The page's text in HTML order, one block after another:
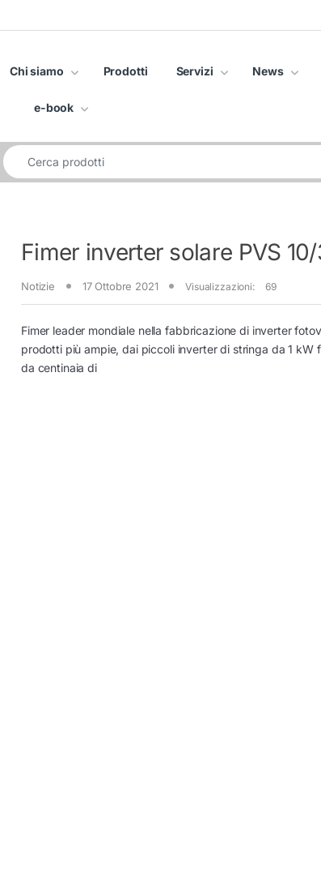
Chi siamo Prodotti Servizi News
e-book
Cerca per:
Fimer inverter solare PVS
Notizie 17 Ottobre 2021 Visualizzazioni: 69
Fimer leader mondiale nella fabbricazione di inverter
prodotti più ampie, dai piccoli inverter di stringa da 1 kW
da centinaia di